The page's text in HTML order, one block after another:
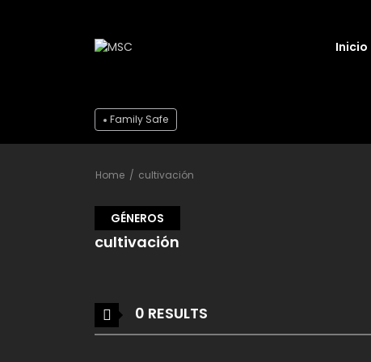
Inicio
Family Safe
Home cultivación
GÉNEROS
cultivación
0 RESULTS